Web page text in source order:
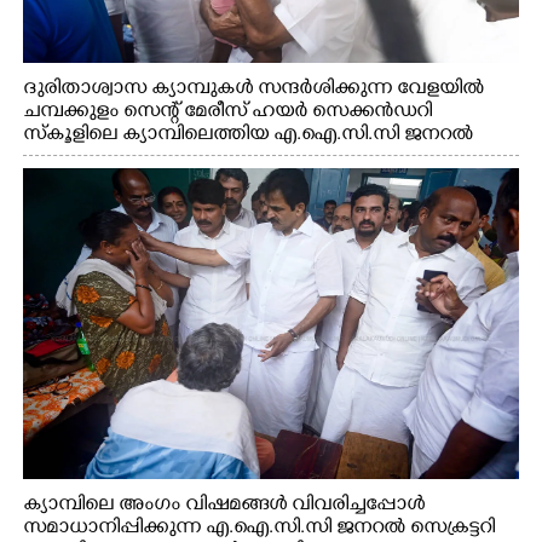
ദുരിതാശ്വാസ ക്യാമ്പുകൾ സന്ദർശിക്കുന്ന വേളയിൽ
ചമ്പക്കുളം സെന്റ് മേരീസ് ഹയർ സെക്കൻഡറി
സ്കൂളിലെ ക്യാമ്പിലെത്തിയ എ.ഐ.സി.സി ജനറൽ
സെക്രട്ടറി കെ.സി വേണുഗോപാൽ എം.പി കുരുന്നിനെ
എടുത്ത് ലാളിച്ചപ്പോൾ. സഹകരണ-എക്സൈസ്
വകുപ്പ് മന്ത്രി എം. ലിജു, കൃഷിവകുപ്പ് മന്ത്രി ടി. സിദ്ദിഖ്,
റെജി ചെറിയാൻ എം. എൽ. എ എന്നിവർ സമീപം
ക്യാമ്പിലെ അംഗം വിഷമങ്ങൾ വിവരിച്ചപ്പോൾ
സമാധാനിപ്പിക്കുന്ന എ.ഐ.സി.സി ജനറൽ സെക്രട്ടറി